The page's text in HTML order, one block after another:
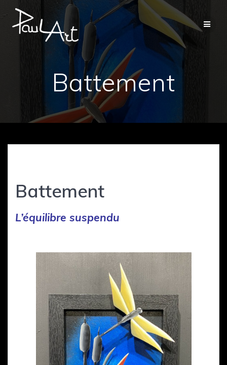
Passer
au
contenu
Battement
Battement
L’équilibre suspendu